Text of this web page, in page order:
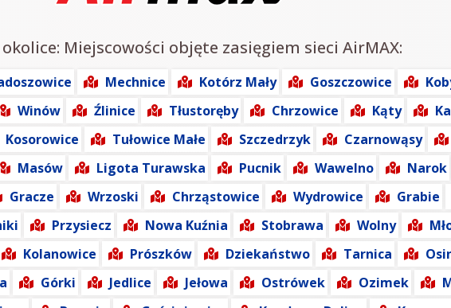
Miejscowości objęte zasięgiem sieci AirMAX:
Mechnice Kotórz Mały Goszczowice
Winów Źlinice Tłustoręby Chrzowice Kąty
Kosorowice Tułowice Małe Szczedrzyk Czarnowąsy
Masów Ligota Turawska Pucnik Wawelno Narok
Gracze Wrzoski Chrząstowice Wydrowice Grabie
Przysiecz Nowa Kuźnia Stobrawa Wolny
Kolanowice Prószków Dziekaństwo Tarnica
Górki Jedlice Jełowa Ostrówek Ozimek